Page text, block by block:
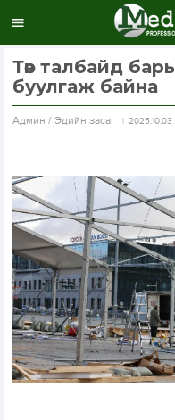
Төв талбайд
буулгаж байна
Aдмин / Эдийн засаг 2025.10.03